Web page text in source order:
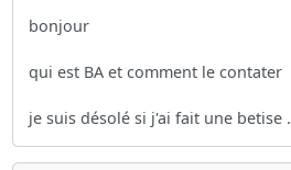
bonjour
qui est BA et comment le contater
je suis désolé si j'ai fait une betise .